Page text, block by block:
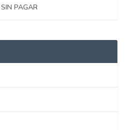
PAGAR